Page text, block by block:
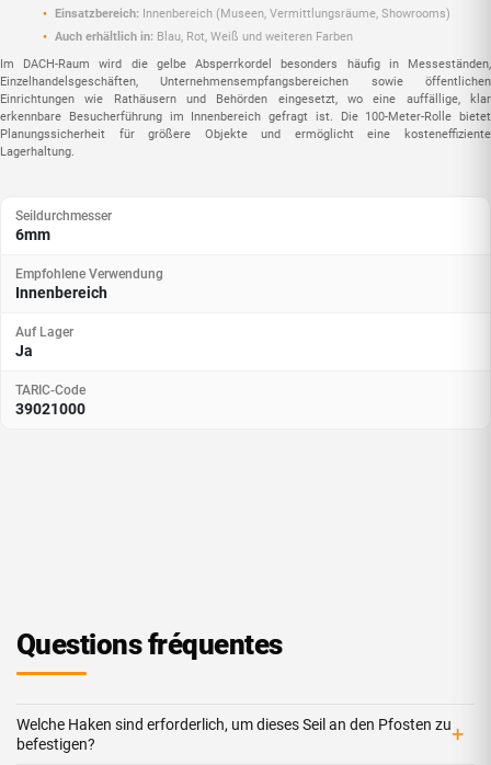
Einsatzbereich: Innenbereich (Museen, Vermittlungsräume, Showrooms)
Auch erhältlich in: Blau, Rot, Weiß und weiteren Farben
Im DACH-Raum wird die gelbe Absperrkordel besonders häufig in Messeständen,
Einzelhandelsgeschäften, Unternehmensempfangsbereichen sowie öffentlichen
Einrichtungen wie Rathäusern und Behörden eingesetzt, wo eine auffällige, klar
erkennbare Besucherführung im Innenbereich gefragt ist. Die 100-Meter-Rolle bietet
Planungssicherheit für größere Objekte und ermöglicht eine kosteneffiziente
Lagerhaltung.
Seildurchmesser
6mm
Empfohlene Verwendung
Innenbereich
Auf Lager
Ja
TARIC-Code
39021000
Questions fréquentes
Welche Haken sind erforderlich, um dieses Seil an den Pfosten zu
befestigen?
+